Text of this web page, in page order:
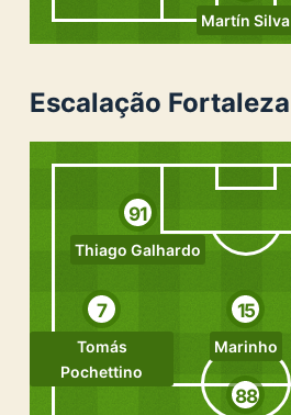
Martín Silva
Escalação Fortaleza
91
Thiago Galhardo
7
Tomás
Pochettino
15
Marinho
88